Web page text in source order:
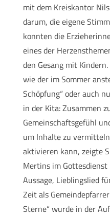
mit dem Kreiskantor
darum, die eigene
konnten die
eines der
den Gesang mit
wie der im Sommer
Schöpfung“ oder auch
in der Kita: Zusammen
Gemeinschaftsgefühl
um Inhalte zu
aktivieren kann, zeigte
Mertins im
Aussage, Lieblingslied
Zeit als
Sterne“ wurde in der